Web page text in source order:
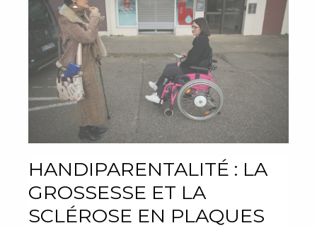
HANDIPARENTALITÉ : LA
GROSSESSE ET LA
SCLÉROSE EN PLAQUES